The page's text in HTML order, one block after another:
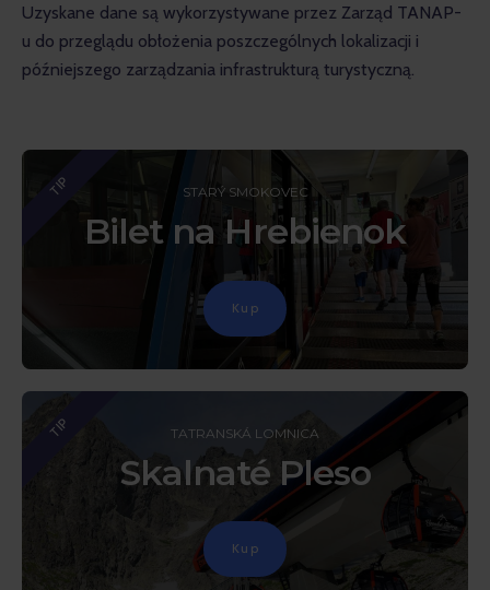
Uzyskane dane są wykorzystywane przez Zarząd TANAP-
u do przeglądu obłożenia poszczególnych lokalizacji i
późniejszego zarządzania infrastrukturą turystyczną.
TIP STARÝ SMOKOVEC
Bilet na Hrebienok
Kup
TIP TATRANSKÁ LOMNICA
Skalnaté Pleso
Kup